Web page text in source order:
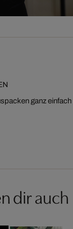
ganz einfach
dir auch